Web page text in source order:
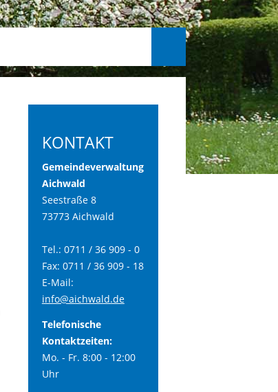
KONTAKT
Gemeindeverwaltung
Aichwald
Seestraße 8
73773 Aichwald
Tel.: 0711 / 36 909 - 0
Fax: 0711 / 36 909 - 18
E-Mail:
info@aichwald.de
Telefonische
Kontaktzeiten:
Mo. - Fr. 8:00 - 12:00
Uhr